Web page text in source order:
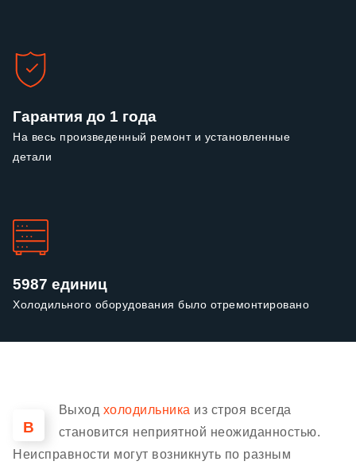
Гарантия до 1 года
На весь произведенный ремонт и установленные
детали
5987 единиц
Холодильного оборудования было отремонтировано
В
Выход холодильника из строя всегда
становится неприятной неожиданностью.
Неисправности могут возникнуть по разным